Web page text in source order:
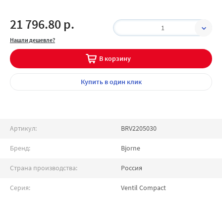
21 796.80 р.
Нашли дешевле?
1
В корзину
Купитьв один клик
Артикул: BRV2205030
Бренд: Bjorne
Страна производства: Россия
Серия: Ventil Compact